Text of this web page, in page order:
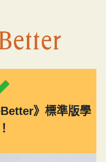
》標準版學